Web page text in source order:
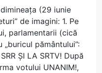
(29 iunie
de imagini: 1. Pe
parlamentarii (cică
„buricul pământului”:
ȘI LA SRTV! După
votului UNANIM!,